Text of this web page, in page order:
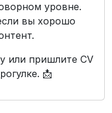
уровне.
вы хорошо
или пришлите CV
📩